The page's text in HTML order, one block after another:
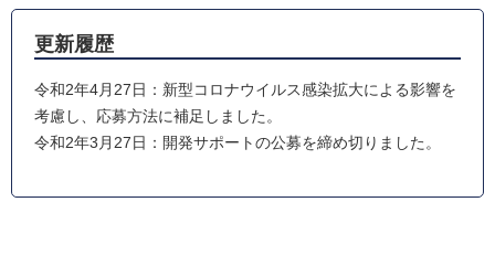
更新履歴
令和2年4月27日：新型コロナウイルス感染拡大による影響を
考慮し、応募方法に補足しました。
令和2年3月27日：開発サポートの公募を締め切りました。